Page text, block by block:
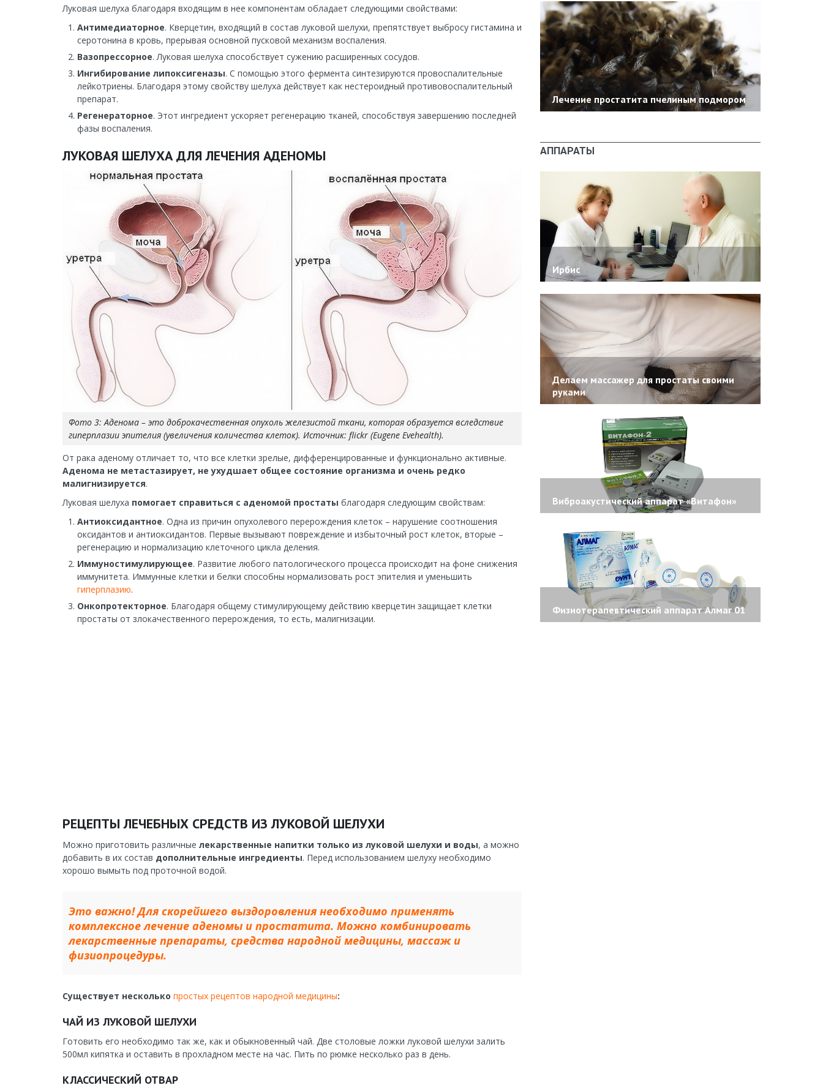
Луковая шелуха благодаря входящим в нее компонентам обладает следующими свойствами:
Антимедиаторное. Кверцетин, входящий в состав луковой шелухи, препятствует выбросу гистамина и
серотонина в кровь, прерывая основной пусковой механизм воспаления.
Вазопрессорное. Луковая шелуха способствует сужению расширенных сосудов.
Ингибирование липоксигеназы. С помощью этого фермента синтезируются провоспалительные
лейкотриены. Благодаря этому свойству шелуха действует как нестероидный противовоспалительный
препарат.
Регенераторное. Этот ингредиент ускоряет регенерацию тканей, способствуя завершению последней
фазы воспаления.
ЛУКОВАЯ ШЕЛУХА ДЛЯ ЛЕЧЕНИЯ АДЕНОМЫ
Фото 3: Аденома – это доброкачественная опухоль железистой ткани, которая образуется вследствие
гиперплазии эпителия (увеличения количества клеток). Источник: flickr (Eugene Evehealth).
От рака аденому отличает то, что все клетки зрелые, дифференцированные и функционально активные.
Аденома не метастазирует, не ухудшает общее состояние организма и очень редко
малигнизируется.
Луковая шелуха помогает справиться с аденомой простаты благодаря следующим свойствам:
Антиоксидантное. Одна из причин опухолевого перерождения клеток – нарушение соотношения
оксидантов и антиоксидантов. Первые вызывают повреждение и избыточный рост клеток, вторые –
регенерацию и нормализацию клеточного цикла деления.
Иммуностимулирующее. Развитие любого патологического процесса происходит на фоне снижения
иммунитета. Иммунные клетки и белки способны нормализовать рост эпителия и уменьшить
гиперплазию.
Онкопротекторное. Благодаря общему стимулирующему действию кверцетин защищает клетки
простаты от злокачественного перерождения, то есть, малигнизации.
РЕЦЕПТЫ ЛЕЧЕБНЫХ СРЕДСТВ ИЗ ЛУКОВОЙ ШЕЛУХИ
Можно приготовить различные лекарственные напитки только из луковой шелухи и воды, а можно
добавить в их состав дополнительные ингредиенты. Перед использованием шелуху необходимо
хорошо вымыть под проточной водой.
Это важно! Для скорейшего выздоровления необходимо применять
комплексное лечение аденомы и простатита. Можно комбинировать
лекарственные препараты, средства народной медицины, массаж и
физиопроцедуры.
Существует несколько простых рецептов народной медицины:
ЧАЙ ИЗ ЛУКОВОЙ ШЕЛУХИ
Готовить его необходимо так же, как и обыкновенный чай. Две столовые ложки луковой шелухи залить
500мл кипятка и оставить в прохладном месте на час. Пить по рюмке несколько раз в день.
КЛАССИЧЕСКИЙ ОТВАР
Лечение простатита пчелиным подмором
АППАРАТЫ
Ирбис
Делаем массажер для простаты своими
руками
Виброакустический аппарат «Витафон»
Физиотерапевтический аппарат Алмаг 01